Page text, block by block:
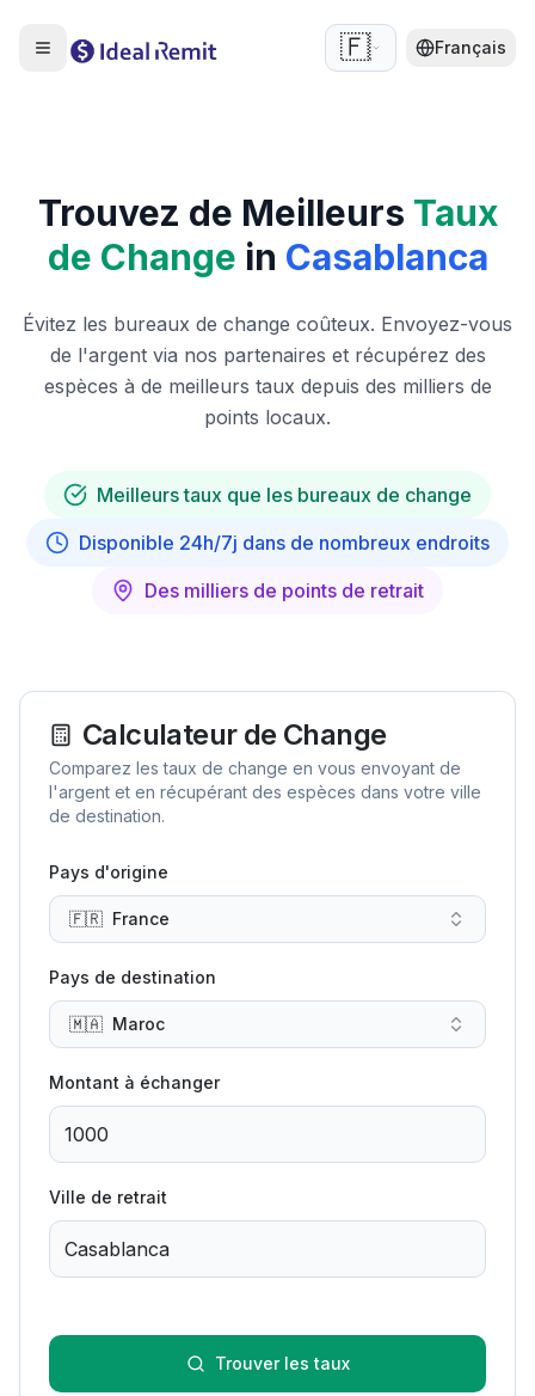
🇫🇷 Français
Trouvez de Meilleurs Taux
de Change in Casablanca
Évitez les bureaux de change coûteux. Envoyez-vous
de l'argent via nos partenaires et récupérez des
espèces à de meilleurs taux depuis des milliers de
points locaux.
Meilleurs taux que les bureaux de change
Disponible 24h/7j dans de nombreux endroits
Des milliers de points de retrait
Calculateur de Change
Comparez les taux de change en vous envoyant de
l'argent et en récupérant des espèces dans votre ville
de destination.
Pays d'origine
🇫🇷 France
Pays de destination
🇲🇦 Maroc
Montant à échanger
Ville de retrait
Trouver les taux